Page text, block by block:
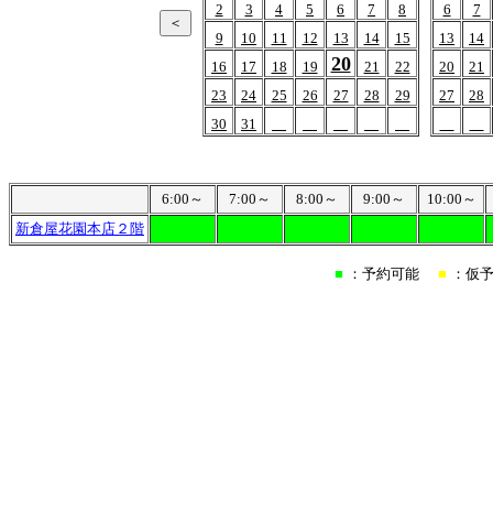
2
3 4 5 6 7
8
9
10 11 12 13 14
15
16
17 18 19 20 21
22
23
24 25 26 27 28
29
30
31
6
7
13
14
20
21
27
28
6:00～ 7:00～ 8:00～ 9:00～
10:00～
新倉屋花園本店２階
■ ：予約可能 ■ ：仮